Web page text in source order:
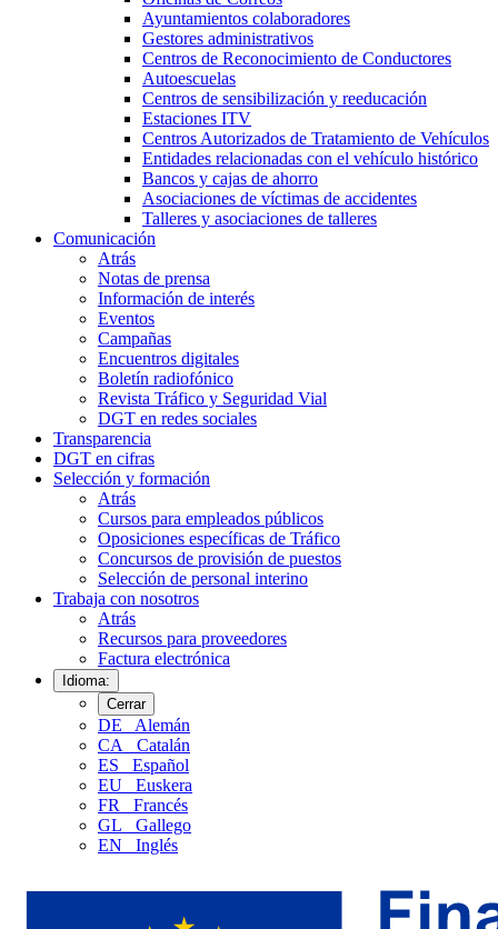
Ayuntamientos colaboradores
Gestores administrativos
Centros de Reconocimiento de Conductores
Autoescuelas
Centros de sensibilización y reeducación
Estaciones ITV
Centros Autorizados de Tratamiento de Vehículos
Entidades relacionadas con el vehículo histórico
Bancos y cajas de ahorro
Asociaciones de víctimas de accidentes
Talleres y asociaciones de talleres
Comunicación
Atrás
Notas de prensa
Información de interés
Eventos
Campañas
Encuentros digitales
Boletín radiofónico
Revista Tráfico y Seguridad Vial
DGT en redes sociales
Transparencia
DGT en cifras
Selección y formación
Atrás
Cursos para empleados públicos
Oposiciones específicas de Tráfico
Concursos de provisión de puestos
Selección de personal interino
Trabaja con nosotros
Atrás
Recursos para proveedores
Factura electrónica
Idioma:
Cerrar
DE
Alemán
CA
Catalán
ES
Español
EU
Euskera
FR
Francés
GL
Gallego
EN
Inglés